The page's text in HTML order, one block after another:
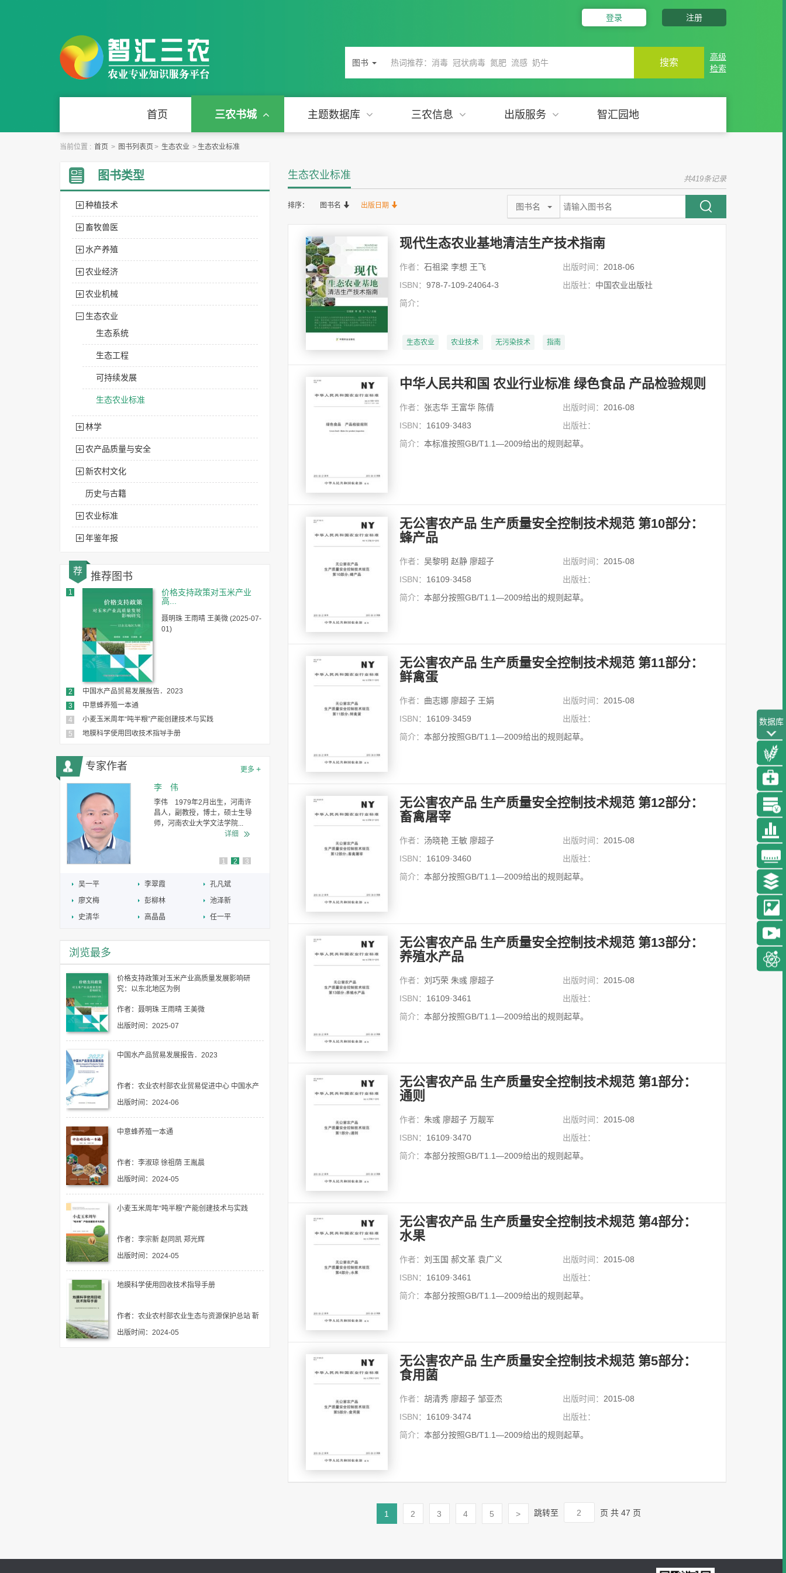
登录 注册
图书 搜索
高级
检索
首页 三农书城 主题数据库 三农信息 出版服务 智汇园地
当前位置 : 首页 > 图书列表页 > 生态农业 > 生态农业标准
图书类型
种植技术
畜牧兽医
水产养殖
农业经济
农业机械
生态农业
生态系统
生态工程
可持续发展
生态农业标准
林学
农产品质量与安全
新农村文化
历史与古籍
农业标准
年鉴年报
荐 推荐图书
1
价格支持政策对玉米产业
高...
聂明珠 王雨晴 王美微 (2025-07-
01)
2
中国水产品贸易发展报告．2023
3
中意蜂养殖一本通
4
小麦玉米周年“吨半粮”产能创建技术与实践
5
地膜科学使用回收技术指导手册
更多 +
专家作者
李 伟
李伟 1979年2月出生，河南许
昌人，副教授，博士，硕士生导
师，河南农业大学文法学院...
详细
关信平
关信平 博士，南开大学社会建
设与管理研究院院长，社会工作
与社会政策系教授，博士生...
穆月英 女，中国农业大学经济
1 2 3
吴一平 李翠霞
孔凡斌
廖文梅
彭柳林
池泽新
史清华
高晶晶 任一平
浏览最多
价格支持政策对玉米产业高质量发展影响研
究：以东北地区为例
作者：聂明珠 王雨晴 王美微
出版时间：2025-07
中国水产品贸易发展报告．2023
作者：农业农村部农业贸易促进中心 中国水产
科学研究院黄海水产研究所 马洪涛
出版时间：2024-06
中意蜂养殖一本通
作者：李淑琼 徐祖荫 王胤晨
出版时间：2024-05
小麦玉米周年“吨半粮”产能创建技术与实践
作者：李宗新 赵同凯 郑光辉
出版时间：2024-05
地膜科学使用回收技术指导手册
作者：农业农村部农业生态与资源保护总站 靳
拓 许丹丹
出版时间：2024-05
生态农业标准 共419条记录
排序： 图书名 出版日期 图书名
现代生态农业基地清洁生产技术指南
作者： 石祖梁 李想 王飞 出版时间： 2018-06
ISBN： 978-7-109-24064-3 出版社： 中国农业出版社
简介：
生态农业 农业技术 无污染技术 指南
中华人民共和国 农业行业标准 绿色食品 产品检验规则
作者： 张志华 王富华 陈倩 出版时间： 2016-08
ISBN： 16109·3483
出版社：
简介： 本标准按照GB/T1.1—2009给出的规则起草。
无公害农产品 生产质量安全控制技术规范 第10部分：
蜂产品
作者： 吴黎明 赵静 廖超子 出版时间： 2015-08
ISBN： 16109·3458
出版社：
简介： 本部分按照GB/T1.1—2009给出的规则起草。
无公害农产品 生产质量安全控制技术规范 第11部分：
鲜禽蛋
作者： 曲志娜 廖超子 王娟 出版时间： 2015-08
ISBN： 16109·3459
出版社：
简介： 本部分按照GB/T1.1—2009给出的规则起草。
无公害农产品 生产质量安全控制技术规范 第12部分：
畜禽屠宰
作者： 汤晓艳 王敏 廖超子 出版时间： 2015-08
ISBN： 16109·3460
出版社：
简介： 本部分按照GB/T1.1—2009给出的规则起草。
无公害农产品 生产质量安全控制技术规范 第13部分：
养殖水产品
作者： 刘巧荣 朱彧 廖超子 出版时间： 2015-08
ISBN： 16109·3461
出版社：
简介： 本部分按照GB/T1.1—2009给出的规则起草。
无公害农产品 生产质量安全控制技术规范 第1部分：
通则
作者： 朱彧 廖超子 万靓军 出版时间： 2015-08
ISBN： 16109·3470
出版社：
简介： 本部分按照GB/T1.1—2009给出的规则起草。
无公害农产品 生产质量安全控制技术规范 第4部分：
水果
作者： 刘玉国 郝文革 袁广义 出版时间： 2015-08
ISBN： 16109·3461
出版社：
简介： 本部分按照GB/T1.1—2009给出的规则起草。
无公害农产品 生产质量安全控制技术规范 第5部分：
食用菌
作者： 胡清秀 廖超子 邹亚杰 出版时间： 2015-08
ISBN： 16109·3474
出版社：
简介： 本部分按照GB/T1.1—2009给出的规则起草。
1 2 3 4 5 > 跳转至 页 共 47 页
数据库